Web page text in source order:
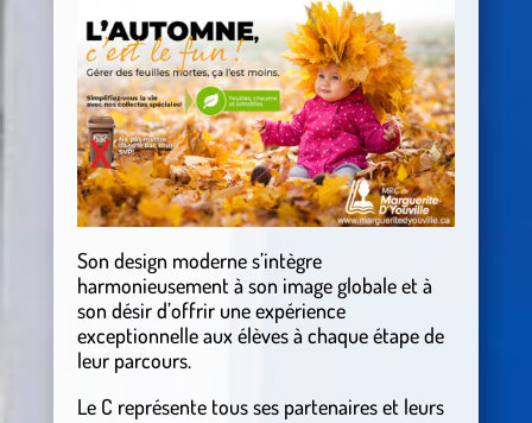
Son design moderne s’intègre
harmonieusement à son image globale et à
son désir d’offrir une expérience
exceptionnelle aux élèves à chaque étape de
leur parcours.
Le C représente tous ses partenaires et leurs